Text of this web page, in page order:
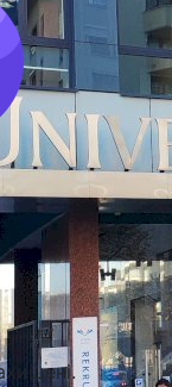
в Любліні (UMCS)